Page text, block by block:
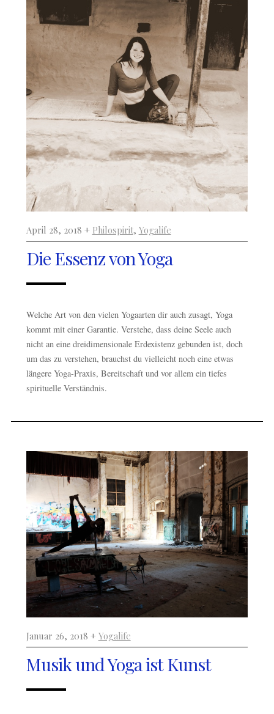
April 28, 2018 + Philospirit, Yogalife
Die Essenz von Yoga
Welche Art von den vielen Yogaarten dir auch zusagt, Yoga
kommt mit einer Garantie. Verstehe, dass deine Seele auch
nicht an eine dreidimensionale Erdexistenz gebunden ist, doch
um das zu verstehen, brauchst du vielleicht noch eine etwas
längere Yoga-Praxis, Bereitschaft und vor allem ein tiefes
spirituelle Verständnis.
Januar 26, 2018 + Yogalife
Musik und Yoga ist Kunst